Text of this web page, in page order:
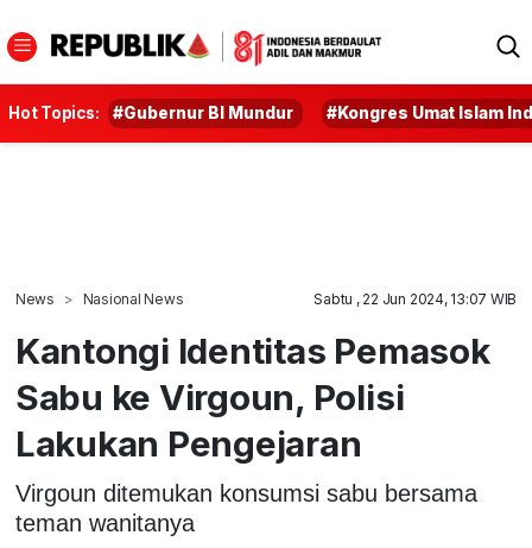
Hot Topics: #Gubernur BI Mundur #Kongres Umat Islam
News Nasional News Sabtu , 22 Jun 2024, 13:07 WIB
Kantongi Identitas Pemasok
Sabu ke Virgoun, Polisi
Lakukan Pengejaran
Virgoun ditemukan konsumsi sabu bersama
teman wanitanya